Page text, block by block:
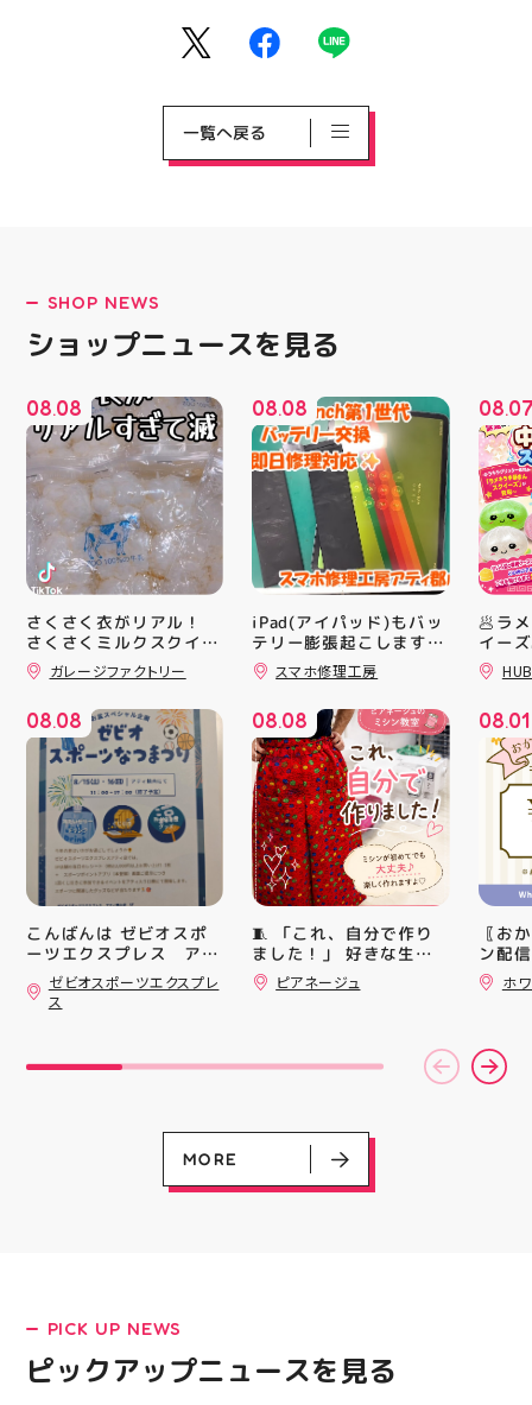
LATEST!
ピックアップニュース
一覧へ戻る
SHOP NEWS
ショップニュースを見る
08.08
さくさく衣がリアル！
さくさくミルクスクイー
ズ入荷！ クセになる感
触ですよ 他にもスクイ
お楽しみにーっ️‍️‍️‍ 郡山駅
前 アティ郡山4F “ガレ
ージファクトリー”へ遊
びに来てね️‍️‍️‍ #福島 #郡山
#郡山駅前 #雑貨屋 #ス
クイーズ
ガレージファクトリー
08.08
こんばんは ゼビオスポ
ーツエクスプレス アテ
ィ郡山です ・ 本日は
「ゼビオスポーツなつま
つり」開催のお知らせで
ィ館内にて ☆11:00〜
入り口横にて冷たいゼリ
ーや瓶ジュース、熱中症
た、5F店舗の当日のレシ
スポーツに関連したグッ
ズなどが当たりますので
ぜひご参加ください️ ・
ゼビオスポーツエクスプレ
ス
08.08
iPad(アイパッド)もバッ
テリー膨張起こします🔋
💥スマホ修理工房アティ
郡山店ならデータそのま
スマホ修理工房
08.08
🧵 「これ、自分で作り
ました！」 好きな生地
を選んで、ミシンで少し
ずつ形にしていく時間
ミシン教室では、 「ミ
シンを使ってみたいけ
ど、作り方が分からな
い」 そんな初心者さん
も大歓迎です お洋服・
バッグ・小物など、 あ
という方もお気軽に 作
りたいものについてもご
ピアネージュ
08.
🥟ラ
イー
沸騰
んス
が と
にゅ
みつ
い…
に入
らの
中華
中華
レン
シル
08.01
〖お
ン配
ッパ
￥
ース
験後
ホ
MORE
PICK UP NEWS
ピックアップニュースを見る